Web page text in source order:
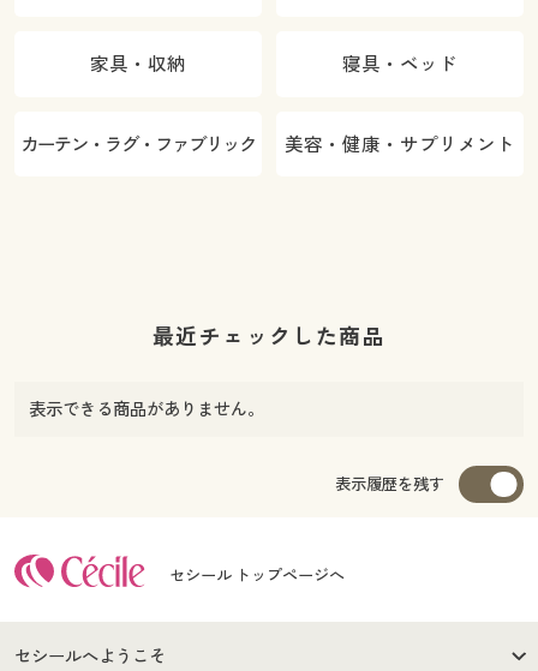
家具・収納 寝具・ベッド
カーテン・ラグ・ファブリック 美容・健康・サプリメント
最近チェックした商品
表示できる商品がありません。
表示履歴を残す
セシール トップページへ
セシールへようこそ